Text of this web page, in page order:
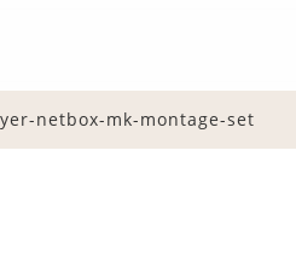
netbox-mk-montage-set